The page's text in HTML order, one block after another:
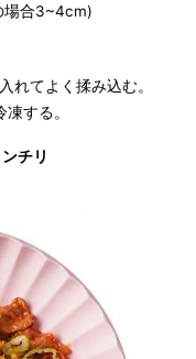
場合3~4cm)
れてよく揉み込む。
する。
チリ